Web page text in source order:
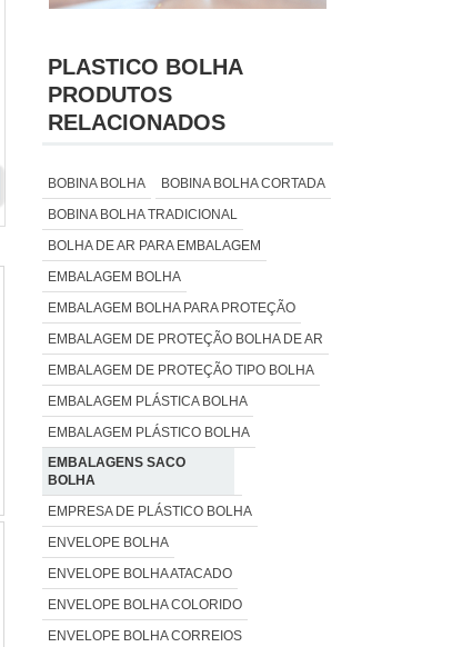
PLASTICO BOLHA
PRODUTOS
RELACIONADOS
BOBINA BOLHA
BOBINA BOLHA CORTADA
BOBINA BOLHA TRADICIONAL
BOLHA DE AR PARA EMBALAGEM
EMBALAGEM BOLHA
EMBALAGEM BOLHA PARA PROTEÇÃO
EMBALAGEM DE PROTEÇÃO BOLHA DE AR
EMBALAGEM DE PROTEÇÃO TIPO BOLHA
EMBALAGEM PLÁSTICA BOLHA
EMBALAGEM PLÁSTICO BOLHA
EMBALAGENS SACO
BOLHA
EMPRESA DE PLÁSTICO BOLHA
ENVELOPE BOLHA
ENVELOPE BOLHA ATACADO
ENVELOPE BOLHA COLORIDO
ENVELOPE BOLHA CORREIOS